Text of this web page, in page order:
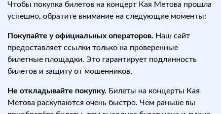
Чтобы покупка билетов на концерт Кая Метова прошла
успешно, обратите внимание на следующие моменты:
Покупайте у официальных операторов. Наш сайт
предоставляет ссылки только на проверенные
билетные площадки. Это гарантирует подлинность
билетов и защиту от мошенников.
Не откладывайте покупку. Билеты на концерты Кая
Метова раскупаются очень быстро. Чем раньше вы